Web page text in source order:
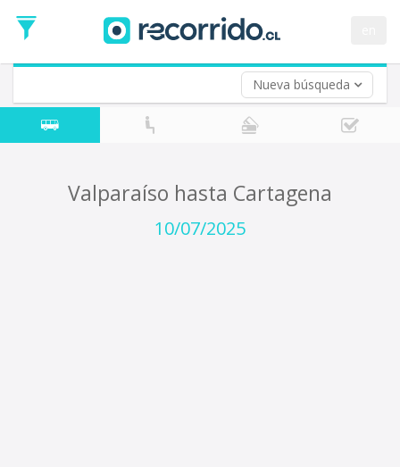
Nueva búsqueda
de
Ida
Vuelta (opcional)
Fecha
de
Valparaíso hasta Cartagena
10/07/2025